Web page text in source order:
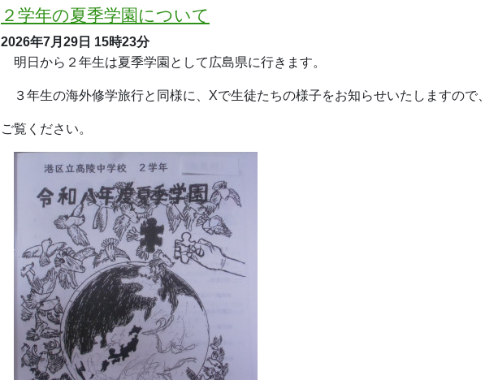
２学年の夏季学園について
2026年7月29日 15時23分
明日から２年生は夏季学園として広島県に行きます。
３年生の海外修学旅行と同様に、Xで生徒たちの様子をお知らせいたしますので、
ご覧ください。